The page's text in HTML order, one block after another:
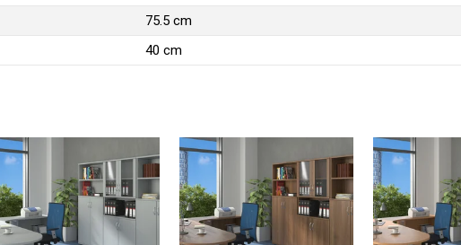
75.5 cm
40 cm